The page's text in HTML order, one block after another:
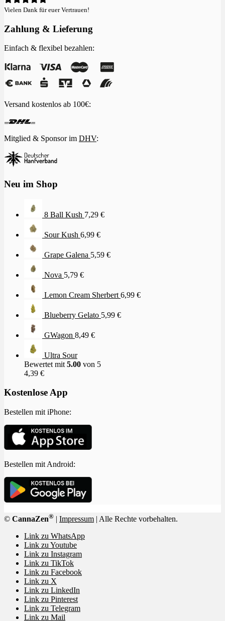
Vielen Dank für euer Vertrauen!
Zahlung & Lieferung
Einfach & flexibel bezahlen:
Versand kostenlos ab 100€:
Mitglied & Sponsor im DHV:
Neu im Shop
8 Ball Kush 7,29 €
Sour Kush 6,99 €
Grape Galena 5,59 €
Nova 5,79 €
Lemon Cream Sherbert 6,99 €
Blueberry Gelato 5,99 €
GWagon 8,49 €
Ultra Sour
Bewertet mit 5.00 von 5
4,39 €
Kostenlose App
Bestellen mit iPhone:
Bestellen mit Android:
© CannaZen® | Impressum | Alle Rechte vorbehalten.
Link zu WhatsApp
Link zu Youtube
Link zu Instagram
Link zu TikTok
Link zu Facebook
Link zu X
Link zu LinkedIn
Link zu Pinterest
Link zu Telegram
Link zu Mail